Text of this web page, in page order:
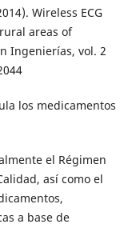
Wireless ECG
areas of
Ingenierías, vol. 2
los medicamentos
el Régimen
así como el
a base de